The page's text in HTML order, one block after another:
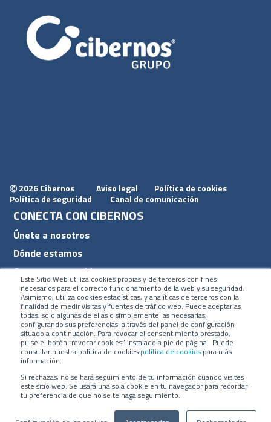
Este Sitio Web utiliza cookies propias y de terceros con fines
necesarios para el correcto funcionamiento de la web y su seguridad.
Asimismo, utiliza cookies estadísticas, y analíticas de terceros con la
finalidad de medir visitas y fuentes de tráfico web. Puede aceptarlas
todas, solo algunas de ellas o simplemente las necesarias,
configurando sus preferencias a través del panel de configuración
situado a continuación. Para revocar el consentimiento prestado,
pulse el botón “revocar cookies” instalado a pie de página. Puede
consultar nuestra política de cookies política de cookies para más
información.
Si rechazas, no se hará seguimiento de tu información cuando visites
este sitio web. Se usará una sola cookie en tu navegador para recordar
tu preferencia de que no se te haga seguimiento.
Ⓒ 2026 Cibernos Aviso legal
Política de cookies
Política de seguridad
Canal de comunicación
CONECTA CON CIBERNOS
Únete a nosotros
Dónde estamos
Conoce nuestro blog
ACCESOS
Plan CRM